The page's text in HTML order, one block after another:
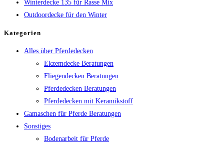
Winterdecke 135 für Rasse Mix
Outdoordecke für den Winter
Kategorien
Alles über Pferdedecken
Ekzemdecke Beratungen
Fliegendecken Beratungen
Pferdedecken Beratungen
Pferdedecken mit Keramikstoff
Gamaschen für Pferde Beratungen
Sonstiges
Bodenarbeit für Pferde